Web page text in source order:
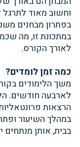
וחשוב מאוד
בפתרון מבחנים
במתכונת זו, מה
לאורך הקורס.
כמה זמן לומדים?
משך הלימודים
לארבעה חודשים.
הרצאות
במהלך השיעור
בבית, אותן מנתחים